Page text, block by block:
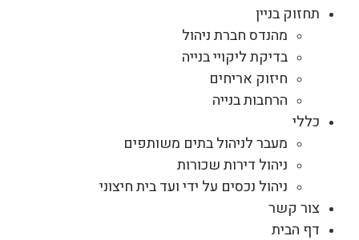
תחזוק בניין
מהנדס חברת ניהול
בדיקת ליקויי בנייה
חיזוק אריחים
הרחבות בנייה
כללי
מעבר לניהול בתים משותפים
ניהול דירות שכורות
ניהול נכסים על ידי ועד בית חיצוני
צור קשר
דף הבית